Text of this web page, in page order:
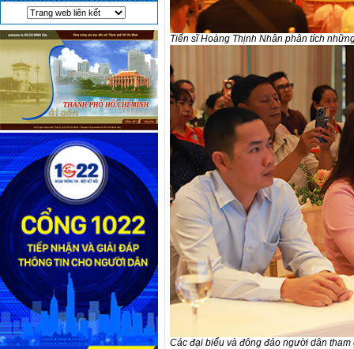
Tiến sĩ Hoàng Thịnh Nhân phân tích
Các đại biểu và đông đảo người dân tham